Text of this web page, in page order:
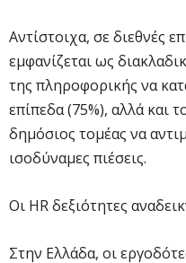
Αντίστοιχα, σε διεθνές
εμφανίζεται ως
της πληροφορικής να
επίπεδα (75%), αλλά και
δημόσιος τομέας να
ισοδύναμες πιέσεις.
Οι HR δεξιότητες
Στην Ελλάδα, οι